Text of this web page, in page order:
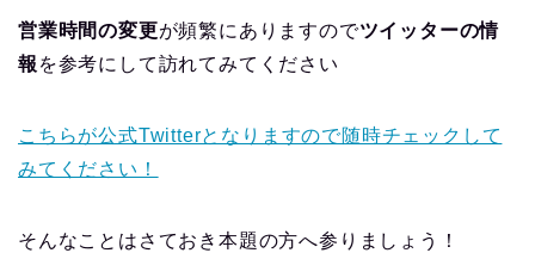
営業時間の変更が頻繁にありますのでツイッターの情
報 を参考にして訪れてみてください
こちらが公式Twitterとなりますので随時チェックして
みてください！
そんなことはさておき本題の方へ参りましょう！